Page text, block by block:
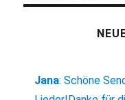
Jana:Schöne